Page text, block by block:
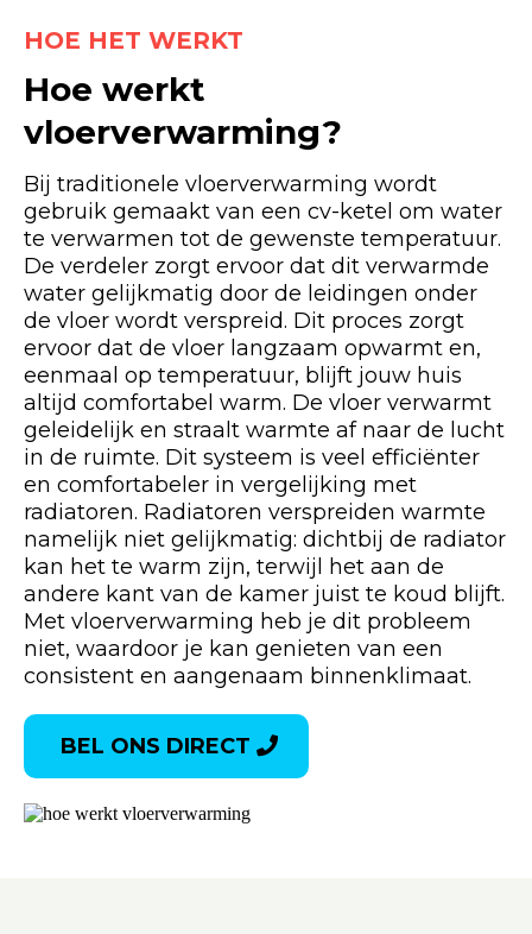
HOE HET WERKT
Hoe werkt
vloerverwarming?
Bij traditionele vloerverwarming wordt
gebruik gemaakt van een cv-ketel om water
te verwarmen tot de gewenste temperatuur.
De verdeler zorgt ervoor dat dit verwarmde
water gelijkmatig door de leidingen onder
de vloer wordt verspreid. Dit proces zorgt
ervoor dat de vloer langzaam opwarmt en,
eenmaal op temperatuur, blijft jouw huis
altijd comfortabel warm. De vloer verwarmt
geleidelijk en straalt warmte af naar de lucht
in de ruimte. Dit systeem is veel efficiënter
en comfortabeler in vergelijking met
radiatoren. Radiatoren verspreiden warmte
namelijk niet gelijkmatig: dichtbij de radiator
kan het te warm zijn, terwijl het aan de
andere kant van de kamer juist te koud blijft.
Met vloerverwarming heb je dit probleem
niet, waardoor je kan genieten van een
consistent en aangenaam binnenklimaat.
BEL ONS DIRECT